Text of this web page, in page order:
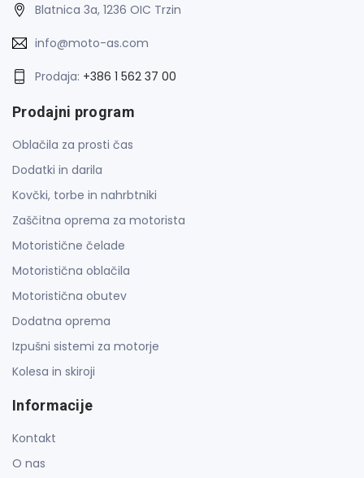
Blatnica 3a, 1236 OIC Trzin
info@moto-as.com
Prodaja: +386 1 562 37 00
Prodajni program
Oblačila za prosti čas
Dodatki in darila
Kovčki, torbe in nahrbtniki
Zaščitna oprema za motorista
Motoristične čelade
Motoristična oblačila
Motoristična obutev
Dodatna oprema
Izpušni sistemi za motorje
Kolesa in skiroji
Informacije
Kontakt
O nas